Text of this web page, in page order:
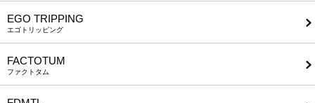
EGO TRIPPING
エゴトリッピング
FACTOTUM
ファクトタム